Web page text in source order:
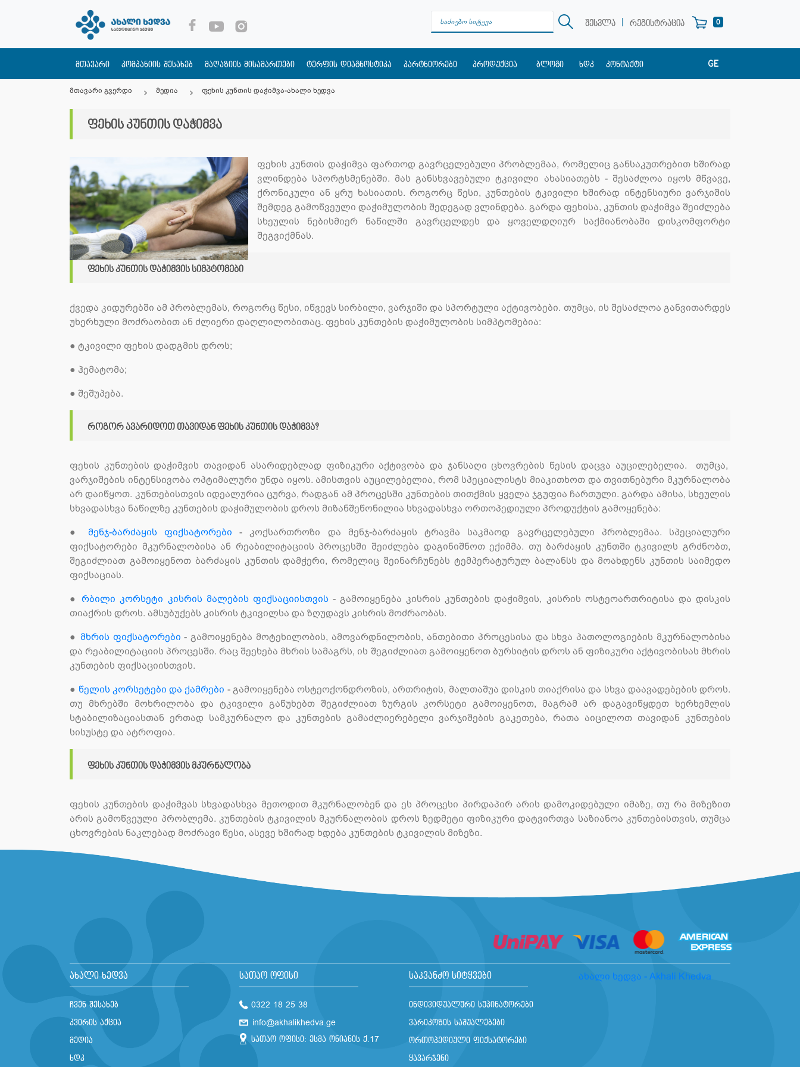
შესვლა | რეგისტრაცია 0
მთავარი კომპანიის შესახებ მაღაზიის მისამართები ტერფის დიაგნოსტიკა პარტნიორები პროდუქცია ბლოგი ხდკ კონტაქტი GE
მთავარი გვერდი მედია ფეხის კუნთის დაჭიმვა-ახალი ხედვა
ფეხის კუნთის დაჭიმვა
ფეხის კუნთის დაჭიმვა ფართოდ გავრცელებული პრობლემაა, რომელიც განსაკუთრებით ხშირად
ვლინდება სპორტსმენებში. მას განსხვავებული ტკივილი ახასიათებს - შესაძლოა იყოს მწვავე,
ქრონიკული ან ყრუ ხასიათის. როგორც წესი, კუნთების ტკივილი ხშირად ინტენსიური ვარჯიშის
შემდეგ გამოწვეული დაჭიმულობის შედეგად ვლინდება. გარდა ფეხისა, კუნთის დაჭიმვა შეიძლება
სხეულის ნებისმიერ ნაწილში გავრცელდეს და ყოველდღიურ საქმიანობაში დისკომფორტი
შეგვიქმნას.
ფეხის კუნთის დაჭიმვის სიმპტომები
ქვედა კიდურებში ამ პრობლემას, როგორც წესი, იწვევს სირბილი, ვარჯიში და სპორტული აქტივობები. თუმცა, ის შესაძლოა განვითარდეს
უხერხული მოძრაობით ან ძლიერი დაღლილობითაც. ფეხის კუნთების დაჭიმულობის სიმპტომებია:
● ტკივილი ფეხის დადგმის დროს;
● ჰემატომა;
● შეშუპება.
როგორ ავარიდოთ თავიდან ფეხის კუნთის დაჭიმვა?
ფეხის კუნთების დაჭიმვის თავიდან ასარიდებლად ფიზიკური აქტივობა და ჯანსაღი ცხოვრების წესის დაცვა აუცილებელია. თუმცა,
ვარჯიშების ინტენსივობა ოპტიმალური უნდა იყოს. ამისთვის აუცილებელია, რომ სპეციალისტს მიაკითხოთ და თვითნებური მკურნალობა
არ დაიწყოთ. კუნთებისთვის იდეალურია ცურვა, რადგან ამ პროცესში კუნთების თითქმის ყველა ჯგუფია ჩართული. გარდა ამისა, სხეულის
სხვადასხვა ნაწილზე კუნთების დაჭიმულობის დროს მიზანშეწონილია სხვადასხვა ორთოპედიული პროდუქტის გამოყენება:
● მენჯ-ბარძაყის ფიქსატორები - კოქსართროზი და მენჯ-ბარძაყის ტრავმა საკმაოდ გავრცელებული პრობლემაა. სპეციალური
ფიქსატორები მკურნალობისა ან რეაბილიტაციის პროცესში შეიძლება დაგინიშნოთ ექიმმა. თუ ბარძაყის კუნთში ტკივილს გრძნობთ,
შეგიძლიათ გამოიყენოთ ბარძაყის კუნთის დამჭერი, რომელიც შეინარჩუნებს ტემპერატურულ ბალანსს და მოახდენს კუნთის საიმედო
ფიქსაციას.
● რბილი კორსეტი კისრის მალების ფიქსაციისთვის- გამოიყენება კისრის კუნთების დაჭიმვის, კისრის ოსტეოართრიტისა და დისკის
თიაქრის დროს. ამსუბუქებს კისრის ტკივილსა და ზღუდავს კისრის მოძრაობას.
● მხრის ფიქსატორები - გამოიყენება მოტეხილობის, ამოვარდნილობის, ანთებითი პროცესისა და სხვა პათოლოგიების მკურნალობისა
და რეაბილიტაციის პროცესში. რაც შეეხება მხრის სამაგრს, ის შეგიძლიათ გამოიყენოთ ბურსიტის დროს ან ფიზიკური აქტივობისას მხრის
კუნთების ფიქსაციისთვის.
● წელის კორსეტები და ქამრები - გამოიყენება ოსტეოქონდროზის, ართრიტის, მალთაშუა დისკის თიაქრისა და სხვა დაავადებების დროს.
თუ მხრებში მოხრილობა და ტკივილი გაწუხებთ შეგიძლიათ ზურგის კორსეტი გამოიყენოთ, მაგრამ არ დაგავიწყდეთ ხერხემლის
სტაბილიზაციასთან ერთად სამკურნალო და კუნთების გამაძლიერებელი ვარჯიშების გაკეთება, რათა აიცილოთ თავიდან კუნთების
სისუსტე და ატროფია.
ფეხის კუნთის დაჭიმვის მკურნალობა
ფეხის კუნთების დაჭიმვას სხვადასხვა მეთოდით მკურნალობენ და ეს პროცესი პირდაპირ არის დამოკიდებული იმაზე, თუ რა მიზეზით
არის გამოწვეული პრობლემა. კუნთების ტკივილის მკურნალობის დროს ზედმეტი ფიზიკური დატვირთვა საზიანოა კუნთებისთვის, თუმცა
ცხოვრების ნაკლებად მოძრავი წესი, ასევე ხშირად ხდება კუნთების ტკივილის მიზეზი.
ახალი ხედვა
ჩვენ შესახებ
კვირის აქცია
მედია
ხდკ
სათაო ოფისი
0322 18 25 38
info@akhalikhedva.ge
სათაო ოფისი: ესმა ონიანის ქ.17
საკვანძო სიტყვები
ინდივიდუალური სუპინატორები
ვარიკოზის საშუალებები
ორთოპედიული ფიქსატორები
ყავარჯენი
ახალი ხედვა - Akhali Khedva